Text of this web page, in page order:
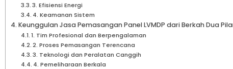
3. Efisiensi Energi
4. Keamanan Sistem
Keunggulan Jasa Pemasangan Panel LVMDP dari Berkah Dua
1. Tim Profesional dan Berpengalaman
2. Proses Pemasangan Terencana
3. Teknologi dan Peralatan Canggih
4. Pemeliharaan Berkala